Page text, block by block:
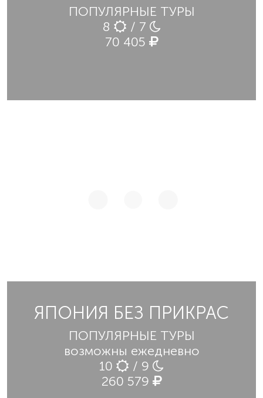
ПОПУЛЯРНЫЕ ТУРЫ
8
/ 7
70 405
ЯПОНИЯ БЕЗ ПРИКРАС
ПОПУЛЯРНЫЕ ТУРЫ
возможны ежедневно
10
/ 9
260 579